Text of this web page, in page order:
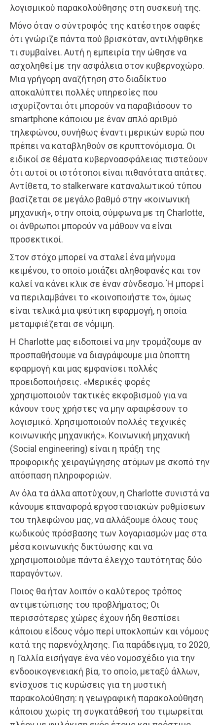
λογισμικού παρακολούθησης στη συσκευή της.
Μόνο όταν ο σύντροφός της κατέστησε σαφές
ότι γνώριζε πάντα πού βρισκόταν, αντιλήφθηκε
τι συμβαίνει. Αυτή η εμπειρία την ώθησε να
ασχοληθεί με την ασφάλεια στον κυβερνοχώρο.
Μια γρήγορη αναζήτηση στο διαδίκτυο
αποκαλύπτει πολλές υπηρεσίες που
ισχυρίζονται ότι μπορούν να παραβιάσουν το
smartphone κάποιου με έναν απλό αριθμό
τηλεφώνου, συνήθως έναντι μερικών ευρώ που
πρέπει να καταβληθούν σε κρυπτονόμισμα. Οι
ειδικοί σε θέματα κυβερνοασφάλειας πιστεύουν
ότι αυτοί οι ιστότοποι είναι πιθανότατα απάτες.
Αντίθετα, το stalkerware καταναλωτικού τύπου
βασίζεται σε μεγάλο βαθμό στην «κοινωνική
μηχανική», στην οποία, σύμφωνα με τη Charlotte,
οι άνθρωποι μπορούν να μάθουν να είναι
προσεκτικοί.
Στον στόχο μπορεί να σταλεί ένα μήνυμα
κειμένου, το οποίο μοιάζει αληθοφανές και τον
καλεί να κάνει κλικ σε έναν σύνδεσμο. Ή μπορεί
να περιλαμβάνει το «κοινοποιήστε το», όμως
είναι τελικά μια ψεύτικη εφαρμογή, η οποία
μεταμφιέζεται σε νόμιμη.
Η Charlotte μας ειδοποιεί να μην τρομάζουμε αν
προσπαθήσουμε να διαγράψουμε μια ύποπτη
εφαρμογή και μας εμφανίσει πολλές
προειδοποιήσεις. «Μερικές φορές
χρησιμοποιούν τακτικές εκφοβισμού για να
κάνουν τους χρήστες να μην αφαιρέσουν το
λογισμικό. Χρησιμοποιούν πολλές τεχνικές
κοινωνικής μηχανικής». Κοινωνική μηχανική
(Social engineering) είναι η πράξη της
προφορικής χειραγώγησης ατόμων με σκοπό την
απόσπαση πληροφοριών.
Αν όλα τα άλλα αποτύχουν, η Charlotte συνιστά να
κάνουμε επαναφορά εργοστασιακών ρυθμίσεων
του τηλεφώνου μας, να αλλάξουμε όλους τους
κωδικούς πρόσβασης των λογαριασμών μας στα
μέσα κοινωνικής δικτύωσης και να
χρησιμοποιούμε πάντα έλεγχο ταυτότητας δύο
παραγόντων.
Ποιος θα ήταν λοιπόν ο καλύτερος τρόπος
αντιμετώπισης του προβλήματος; Οι
περισσότερες χώρες έχουν ήδη θεσπίσει
κάποιου είδους νόμο περί υποκλοπών και νόμους
κατά της παρενόχλησης. Για παράδειγμα, το 2020,
η Γαλλία εισήγαγε ένα νέο νομοσχέδιο για την
ενδοοικογενειακή βία, το οποίο, μεταξύ άλλων,
ενίσχυσε τις κυρώσεις για τη μυστική
παρακολούθηση: η γεωγραφική παρακολούθηση
κάποιου χωρίς τη συγκατάθεσή του τιμωρείται